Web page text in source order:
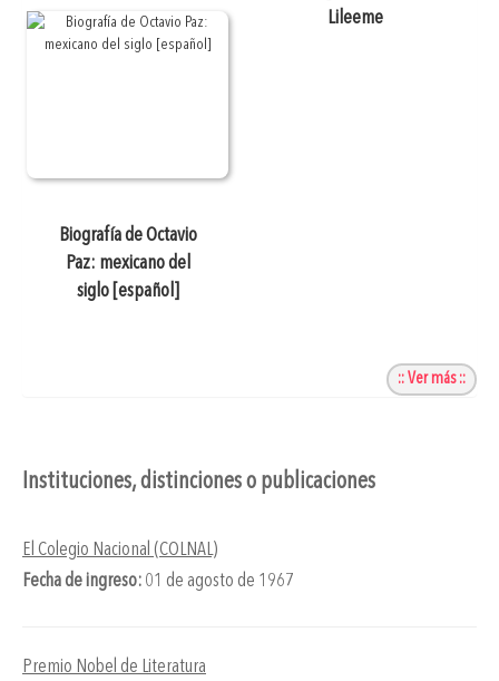
Lileeme
Biografía de Octavio
Paz: mexicano del
siglo [español]
:: Ver más ::
Instituciones, distinciones o publicaciones
El Colegio Nacional (COLNAL)
Fecha de ingreso: 01 de agosto de 1967
Premio Nobel de Literatura